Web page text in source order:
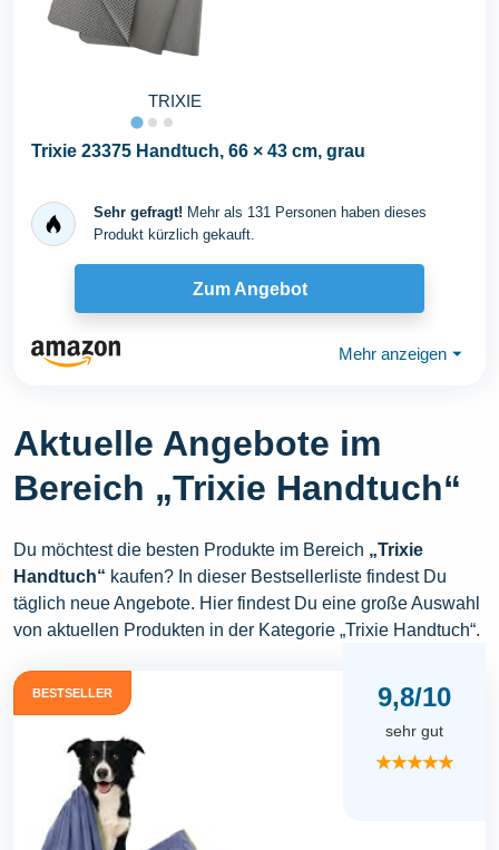
TRIXIE
Trixie 23375 Handtuch, 66 × 43 cm, grau
Sehr gefragt! Mehr als 131 Personen haben dieses
Produkt kürzlich gekauft.
Zum Angebot
Mehr anzeigen ⏷
Aktuelle Angebote im
Bereich „Trixie Handtuch“
Du möchtest die besten Produkte im Bereich „Trixie
Handtuch“ kaufen? In dieser Bestsellerliste findest Du
täglich neue Angebote. Hier findest Du eine große Auswahl
von aktuellen Produkten in der Kategorie „Trixie Handtuch“.
BESTSELLER 9,8/10
sehr gut
★★★★★